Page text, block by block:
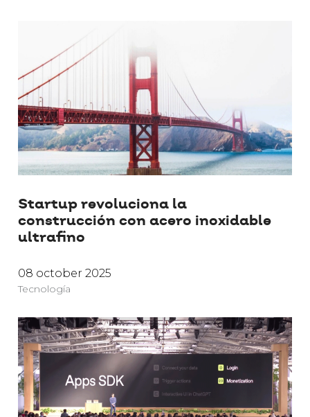
Startup revoluciona la
construcción con acero inoxidable
ultrafino
08 october 2025
Tecnología